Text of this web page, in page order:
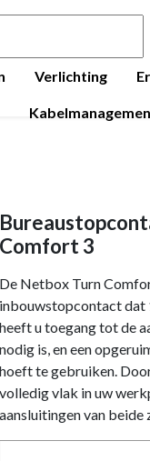
Verlichting
Comfort 3
De Netbox Turn
inbouwstopcontact dat
heeft u toegang tot de
nodig is, en een
hoeft te gebruiken.
volledig vlak in uw
aansluitingen van